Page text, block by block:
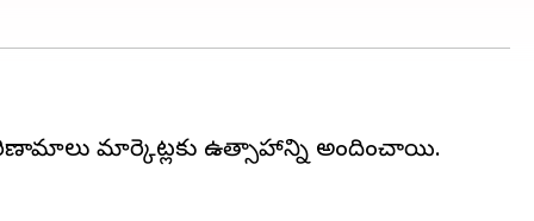
మార్కెట్లకు ఉత్సాహాన్ని అందించాయి.